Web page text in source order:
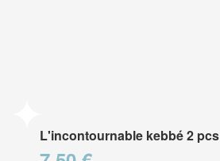
L'incontournable kebbé 2 pcs